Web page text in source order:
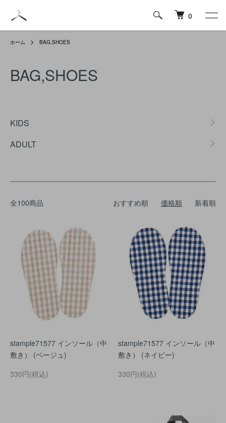
0
ホーム BAG,SHOES
BAG,SHOES
KIDS
ADULT
全100商品 おすすめ順 価格順 新着順
stample71577 インソール（中
敷き） (ベージュ)
330円(税込)
stample71577 インソール（中
敷き） (ネイビー)
330円(税込)